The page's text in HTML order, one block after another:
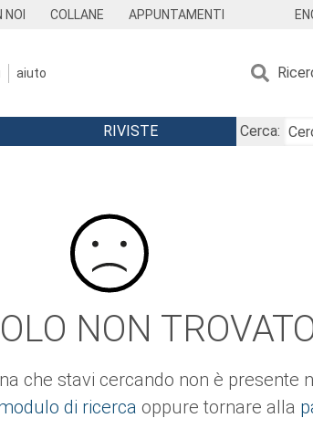
COLLANE APPUNTAMENTI
aiuto
RIVISTE
Cerca:
NON
che stavi cercando non è presente
di ricerca oppure tornare alla